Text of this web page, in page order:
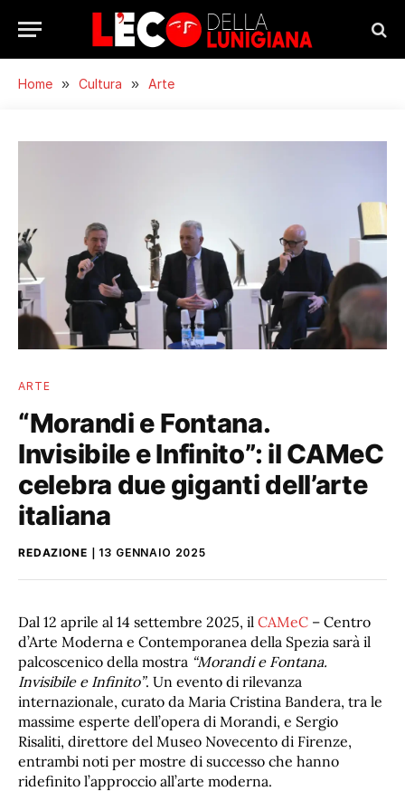
Home » Cultura » Arte
ARTE
“Morandi e Fontana.
Invisibile e Infinito”: il CAMeC
celebra due giganti dell’arte
italiana
REDAZIONE 13 GENNAIO 2025
Dal 12 aprile al 14 settembre 2025, il CAMeC – Centro
d’Arte Moderna e Contemporanea della Spezia sarà il
palcoscenico della mostra “Morandi e Fontana.
Invisibile e Infinito”. Un evento di rilevanza
internazionale, curato da Maria Cristina Bandera, tra le
massime esperte dell’opera di Morandi, e Sergio
Risaliti, direttore del Museo Novecento di Firenze,
entrambi noti per mostre di successo che hanno
ridefinito l’approccio all’arte moderna.